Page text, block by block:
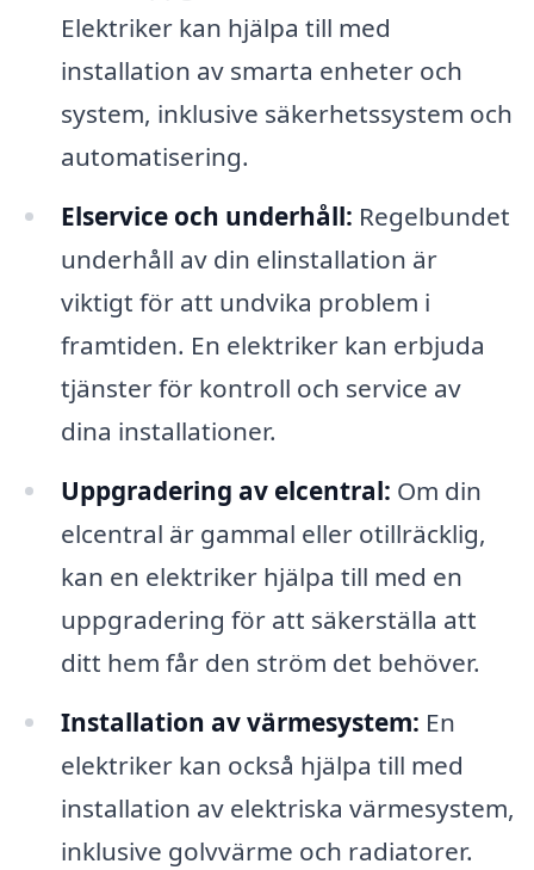
Elektriker kan hjälpa till med
installation av smarta enheter och
system, inklusive säkerhetssystem och
automatisering.
Elservice och underhåll: Regelbundet
underhåll av din elinstallation är
viktigt för att undvika problem i
framtiden. En elektriker kan erbjuda
tjänster för kontroll och service av
dina installationer.
Uppgradering av elcentral: Om din
elcentral är gammal eller otillräcklig,
kan en elektriker hjälpa till med en
uppgradering för att säkerställa att
ditt hem får den ström det behöver.
Installation av värmesystem: En
elektriker kan också hjälpa till med
installation av elektriska värmesystem,
inklusive golvvärme och radiatorer.